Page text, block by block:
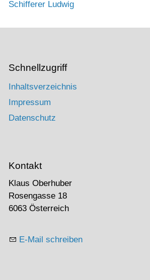
Schifferer Ludwig
Schnellzugriff
Inhaltsverzeichnis
Impressum
Datenschutz
Kontakt
Klaus Oberhuber
Rosengasse 18
6063 Österreich
E-Mail schreiben